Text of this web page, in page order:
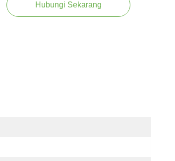
Hubungi Sekarang